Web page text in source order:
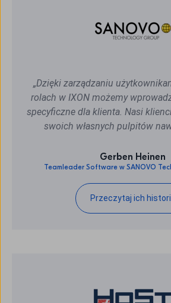
„Dzięki zarządzaniu
rolach w IXON możemy
specyficzne dla klienta. Nasi
swoich własnych pulpitów
Gerben Heinen
Teamleader Software w SANOVO
Przeczytaj ich